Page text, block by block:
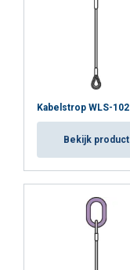
Kabelstrop WLS-102
Bekijk product